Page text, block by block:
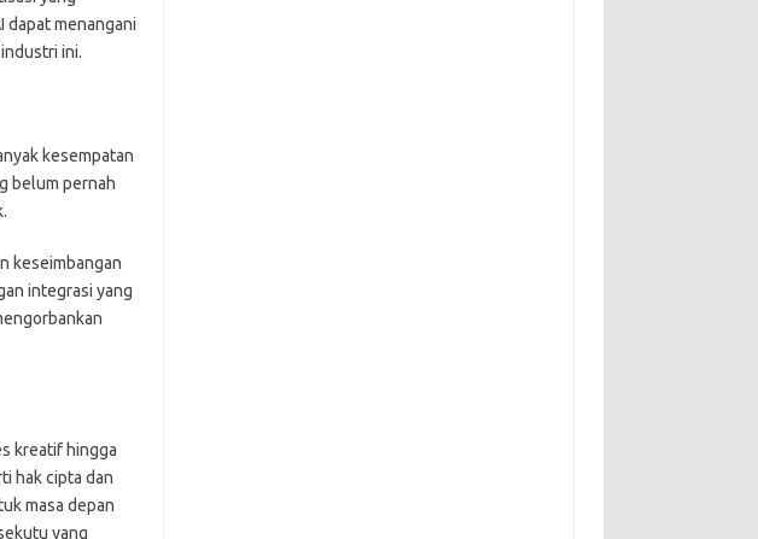
dapat menangani
ini.
kesempatan
belum pernah
keseimbangan
integrasi yang
kreatif hingga
hak cipta dan
masa depan
yang